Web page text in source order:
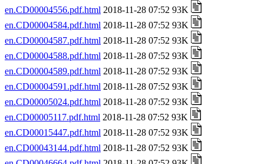
en.CD00004556.pdf.html 2018-11-28 07:52 93K
en.CD00004584.pdf.html 2018-11-28 07:52 93K
en.CD00004587.pdf.html 2018-11-28 07:52 93K
en.CD00004588.pdf.html 2018-11-28 07:52 93K
en.CD00004589.pdf.html 2018-11-28 07:52 93K
en.CD00004591.pdf.html 2018-11-28 07:52 93K
en.CD00005024.pdf.html 2018-11-28 07:52 93K
en.CD00005117.pdf.html 2018-11-28 07:52 93K
en.CD00015447.pdf.html 2018-11-28 07:52 93K
en.CD00043144.pdf.html 2018-11-28 07:52 93K